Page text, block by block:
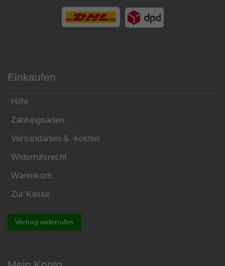
Einkaufen
Hilfe
Zahlungsarten
Versandarten & -kosten
Widerrufsrecht
Warenkorb
Zur Kasse
Vertrag widerrufen